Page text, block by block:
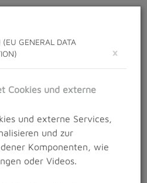
Salzburg Trailrunning
GENERAL DATA
×
Cookies und externe
und externe Services,
und zur
Komponenten, wie
oder Videos.